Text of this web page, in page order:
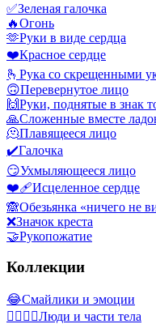
✅Зеленая галочка
🔥Огонь
🫶Руки в виде сердца
❤️Красное сердце
🫰 Рука со скрещенными
🙃Перевернутое лицо
🙌Руки, поднятые в знак
🙏Сложенные вместе
🫠Плавящееся лицо
✔️Галочка
😏Ухмыляющееся лицо
❤️‍🩹Исцеленное сердце
🙈Обезьянка «ничего не
❌Значок креста
🤝Рукопожатие
Коллекции
😂Смайлики и эмоции
👩‍❤️‍💋‍👨Люди и части тела